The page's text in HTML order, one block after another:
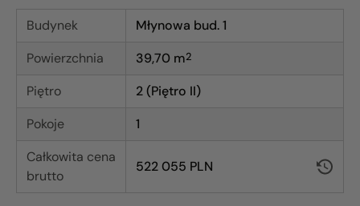
Budynek
Młynowa bud. 1
Powierzchnia
39,70 m2
Piętro
2 (Piętro II)
Pokoje
1
Całkowita cena
brutto
522 055 PLN